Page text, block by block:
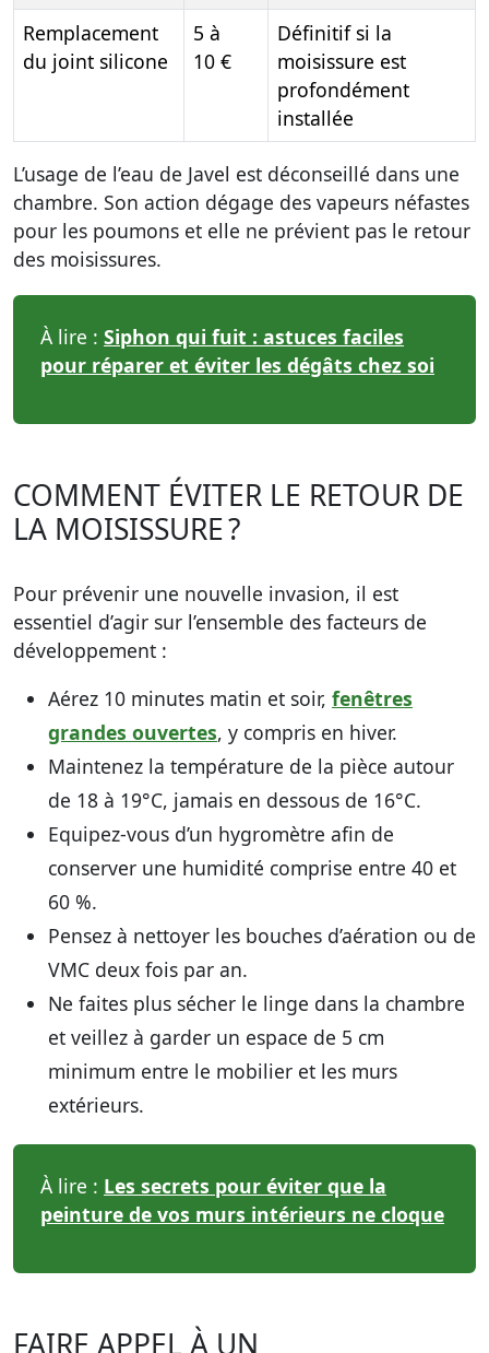
Remplacement
du joint silicone
5 à
10 €
Définitif si la
moisissure est
profondément
installée
L’usage de l’eau de Javel est déconseillé dans une
chambre. Son action dégage des vapeurs néfastes
pour les poumons et elle ne prévient pas le retour
des moisissures.
À lire : Siphon qui fuit : astuces faciles
pour réparer et éviter les dégâts chez soi
COMMENT ÉVITER LE RETOUR DE
LA MOISISSURE ?
Pour prévenir une nouvelle invasion, il est
essentiel d’agir sur l’ensemble des facteurs de
développement :
Aérez 10 minutes matin et soir, fenêtres
grandes ouvertes, y compris en hiver.
Maintenez la température de la pièce autour
de 18 à 19°C, jamais en dessous de 16°C.
Equipez-vous d’un hygromètre afin de
conserver une humidité comprise entre 40 et
60 %.
Pensez à nettoyer les bouches d’aération ou de
VMC deux fois par an.
Ne faites plus sécher le linge dans la chambre
et veillez à garder un espace de 5 cm
minimum entre le mobilier et les murs
extérieurs.
À lire : Les secrets pour éviter que la
peinture de vos murs intérieurs ne cloque
FAIRE APPEL À UN